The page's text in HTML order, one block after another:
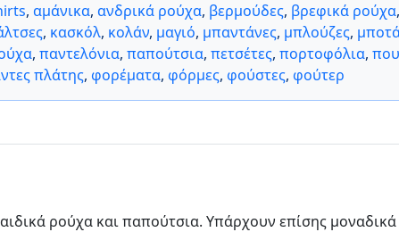
, αμάνικα, ανδρικά ρούχα, βερμούδες, βρεφικά ρούχα,
, κασκόλ, κολάν, μαγιό, μπαντάνες, μπλούζες,
, παντελόνια, παπούτσια, πετσέτες, πορτοφόλια,
πλάτης, φορέματα, φόρμες, φούστες, φούτερ
ρούχα και παπούτσια. Υπάρχουν επίσης